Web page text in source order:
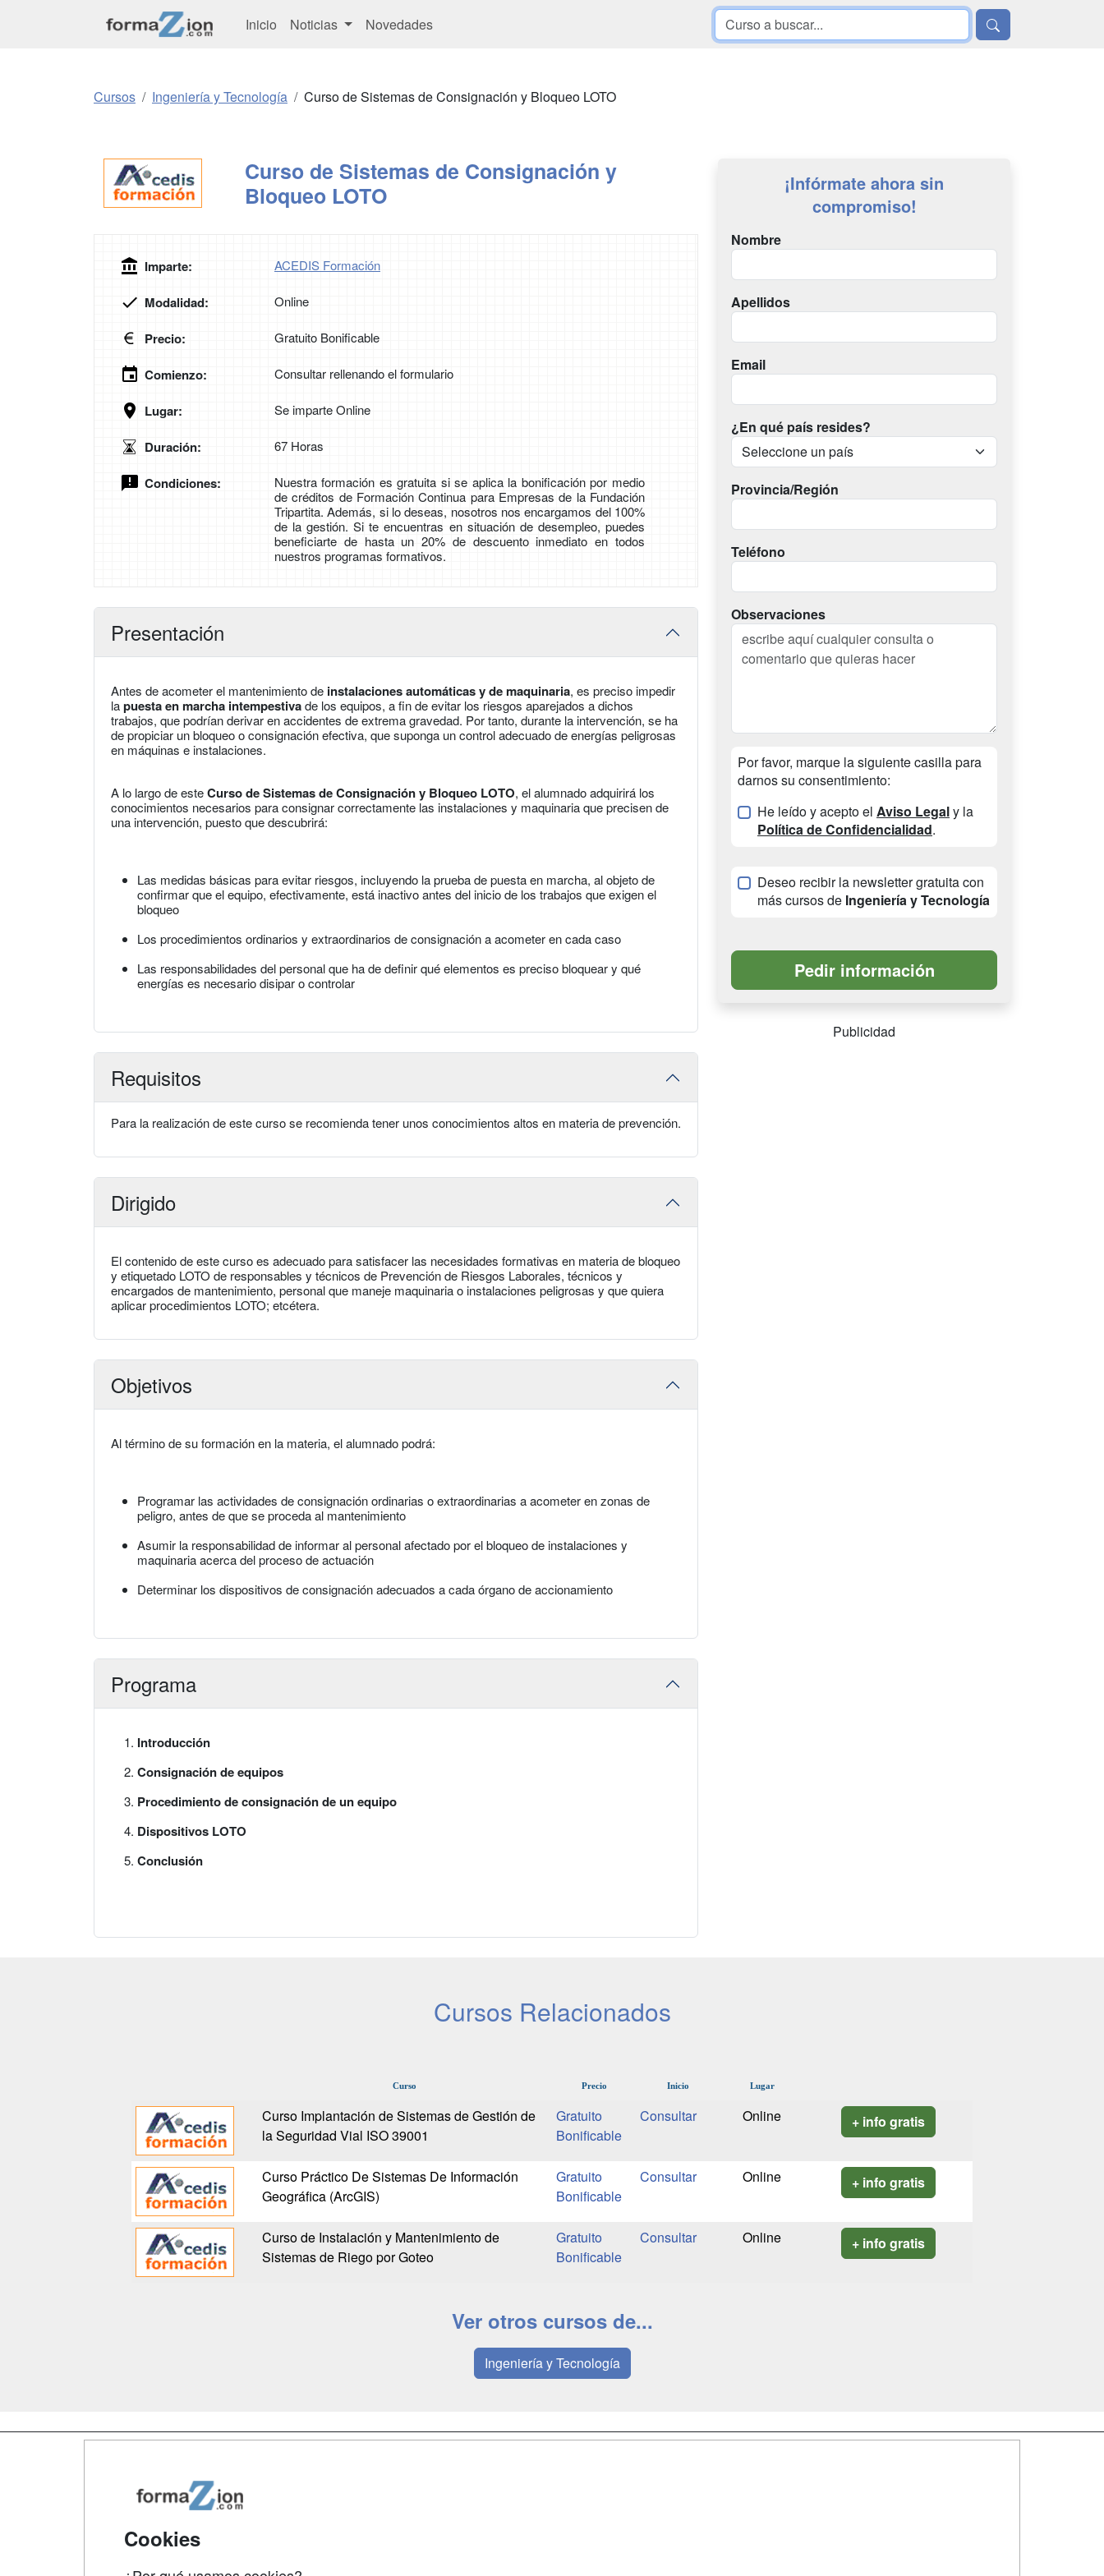
Inicio Noticias Novedades
Cursos Ingeniería y Tecnología Curso de Sistemas de Consignación y Bloqueo LOTO
Curso de Sistemas de Consignación y
Bloqueo LOTO
Imparte: ACEDIS Formación
Modalidad: Online
Precio: Gratuito Bonificable
Comienzo: Consultar rellenando el formulario
Lugar: Se imparte Online
Duración: 67 Horas
Condiciones:
Nuestra formación es gratuita si se aplica la bonificación por medio
de créditos de Formación Continua para Empresas de la Fundación
Tripartita. Además, si lo deseas, nosotros nos encargamos del 100%
de la gestión. Si te encuentras en situación de desempleo, puedes
beneficiarte de hasta un 20% de descuento inmediato en todos
nuestros programas formativos.
Presentación
Antes de acometer el mantenimiento de instalaciones automáticas y de maquinaria, es preciso impedir
lapuesta en marcha intempestivade los equipos, a fin de evitar los riesgos aparejados a dichos
trabajos, que podrían derivar en accidentes de extrema gravedad. Por tanto, durante la intervención, se ha
de propiciar un bloqueo o consignación efectiva, que suponga un control adecuado de energías peligrosas
en máquinas e instalaciones.
A lo largo de esteCurso de Sistemas de Consignación y Bloqueo LOTO, el alumnado adquirirá los
conocimientos necesarios para consignar correctamente las instalaciones y maquinaria que precisen de
una intervención, puesto que descubrirá:
Las medidas básicas para evitar riesgos, incluyendo la prueba de puesta en marcha, al objeto de
confirmar que el equipo, efectivamente, está inactivo antes del inicio de los trabajos que exigen el
bloqueo
Los procedimientos ordinarios y extraordinarios de consignación a acometer en cada caso
Las responsabilidades del personal que ha de definir qué elementos es preciso bloquear y qué
energías es necesario disipar o controlar
Requisitos
Para la realización de este curso se recomienda tener unos conocimientos altos en materia de prevención.
Dirigido
El contenido de este curso es adecuado para satisfacer las necesidades formativas en materia de bloqueo
y etiquetado LOTO de responsables y técnicos de Prevención de Riesgos Laborales, técnicos y
encargados de mantenimiento, personal que maneje maquinaria o instalaciones peligrosas y que quiera
aplicar procedimientos LOTO; etcétera.
Objetivos
Al término de su formación en la materia, el alumnado podrá:
Programar las actividades de consignación ordinarias o extraordinarias a acometer en zonas de
peligro, antes de que se proceda al mantenimiento
Asumir la responsabilidad de informar al personal afectado por el bloqueo de instalaciones y
maquinaria acerca del proceso de actuación
Determinar los dispositivos de consignación adecuados a cada órgano de accionamiento
Programa
Introducción
Consignación de equipos
Procedimiento de consignación de un equipo
Dispositivos LOTO
Conclusión
¡Infórmate ahora sin
compromiso!
Nombre
Apellidos
Email
¿En qué país resides?
Provincia/Región
Teléfono
Observaciones
Por favor, marque la siguiente casilla para
darnos su consentimiento:
He leído y acepto el Aviso Legaly la
Política de Confidencialidad.
Deseo recibir la newsletter gratuita con
más cursos de Ingeniería y Tecnología
Publicidad
Cursos Relacionados
Curso Precio Inicio Lugar
Curso Implantación de Sistemas de Gestión de
la Seguridad Vial ISO 39001
Gratuito
Bonificable
Online + info gratis
Curso Práctico De Sistemas De Información
Geográfica (ArcGIS)
Gratuito
Bonificable
Online + info gratis
Curso de Instalación y Mantenimiento de
Sistemas de Riego por Goteo
Gratuito
Bonificable
Online + info gratis
Ver otros cursos de...
Ingeniería y Tecnología
Cookies